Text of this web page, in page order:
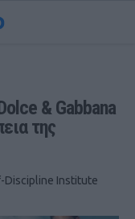
& Gabbana
της
Discipline Institute